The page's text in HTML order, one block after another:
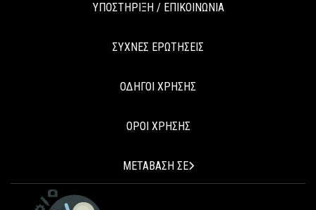
ΥΠΟΣΤΗΡΙΞΗ / ΕΠΙΚΟΙΝΩΝΙΑ
ΣΥΧΝΕΣ ΕΡΩΤΗΣΕΙΣ
ΟΔΗΓΟΙ ΧΡΗΣΗΣ
ΟΡΟΙ ΧΡΗΣΗΣ
ΜΕΤΑΒΑΣΗ ΣΕ